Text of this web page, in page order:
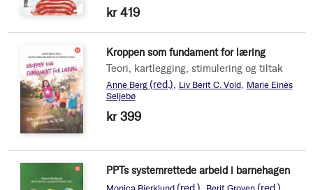
kr 419
Kroppen som fundament for læring
Teori, kartlegging, stimulering og tiltak
Anne Berg (red.) Liv Berit C. Vold
Marie Eines
Seljebø
kr 399
PPTs systemrettede arbeid i barnehagen